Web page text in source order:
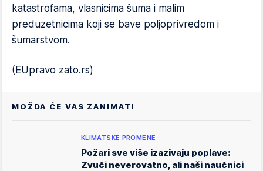
katastrofama, vlasnicima šuma i malim
preduzetnicima koji se bave poljoprivredom i
šumarstvom.
(EUpravo zato.rs)
MOŽDA ĆE VAS ZANIMATI
KLIMATSKE PROMENE
Požari sve više izazivaju poplave:
Zvuči neverovatno, ali naši naučnici